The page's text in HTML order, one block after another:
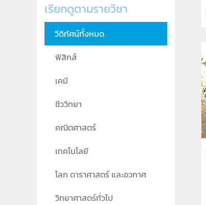
เรียกดูตามรายวิชา
วีดิทัศน์ทั้งหมด
ฟิสิกส์
เคมี
ชีววิทยา
คณิตศาสตร์
เทคโนโลยี
โลก ดาราศาสตร์ และอวกาศ
วิทยาศาสตร์ทั่วไป